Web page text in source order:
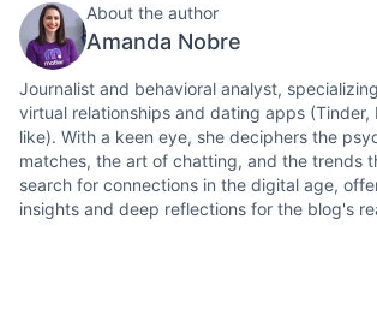
About the author
Amanda Nobre
Journalist and behavioral analyst,
virtual relationships and dating apps (Tinder,
like). With a keen eye, she deciphers the
matches, the art of chatting, and the trends
search for connections in the digital age,
insights and deep reflections for the blog's